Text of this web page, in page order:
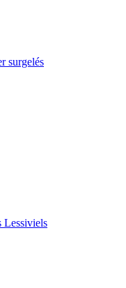
surgelés
Lessiviels